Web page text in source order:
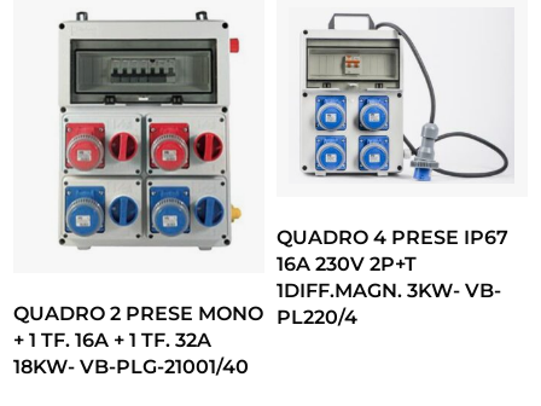
QUADRO 2 PRESE MONO
+ 1 TF. 16A + 1 TF. 32A
18KW- VB-PLG-21001/40
QUADRO 4 PRESE IP67
16A 230V 2P+T
1DIFF.MAGN. 3KW- VB-
PL220/4